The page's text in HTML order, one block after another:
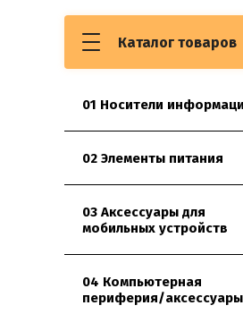
Каталог товаров
01 Носители
02 Элементы питания
03 Аксессуары для
мобильных устройств
04 Компьютерная
периферия/аксессуары